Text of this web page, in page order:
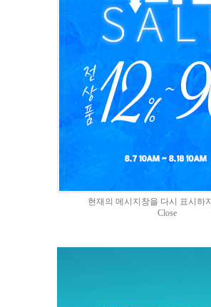
현재의 메시지창을 다시 표시하
Close